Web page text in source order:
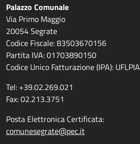
Palazzo Comunale
Via Primo Maggio
20054 Segrate
Codice Fiscale: 83503670156
Partita IVA: 01703890150
Codice Unico Fatturazione (IPA): UFLPIA
Tel: +39.02.269.021
Fax: 02.213.3751
Posta Elettronica Certificata:
comunesegrate@pec.it